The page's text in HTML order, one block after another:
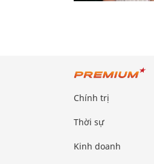
Chính trị
Thời sự
Kinh doanh